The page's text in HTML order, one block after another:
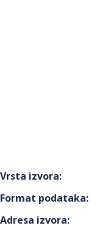
Vrsta izvora:
Format podataka:
Adresa izvora: